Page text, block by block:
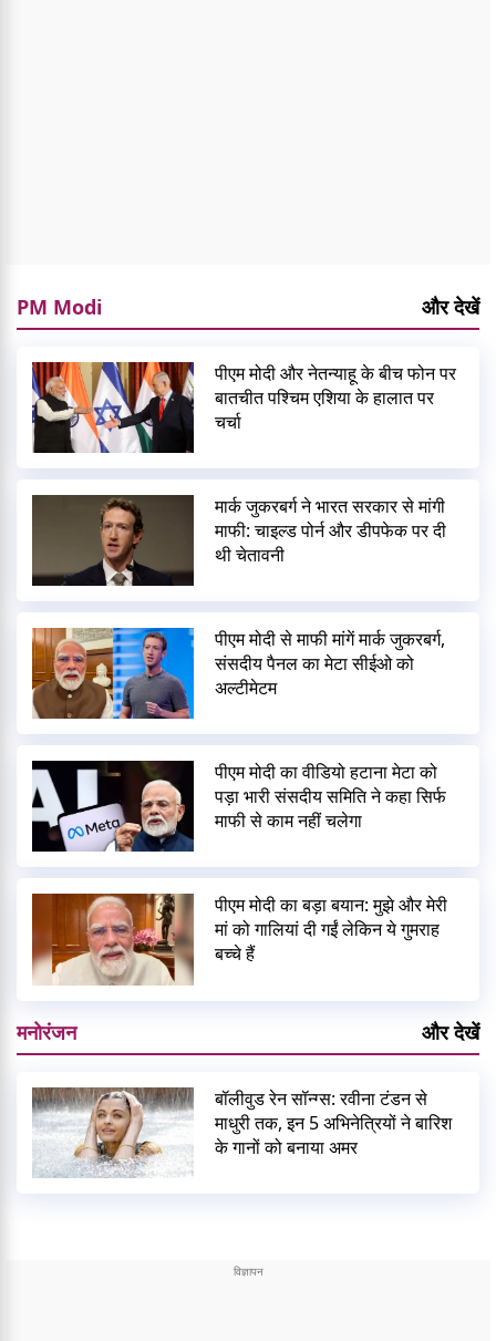
PM Modi और देखें
पीएम मोदी और नेतन्याहू के बीच फोन पर
बातचीत पश्चिम एशिया के हालात पर
चर्चा
मार्क जुकरबर्ग ने भारत सरकार से मांगी
माफी: चाइल्ड पोर्न और डीपफेक पर दी
थी चेतावनी
पीएम मोदी से माफी मांगें मार्क जुकरबर्ग,
संसदीय पैनल का मेटा सीईओ को
अल्टीमेटम
पीएम मोदी का वीडियो हटाना मेटा को
पड़ा भारी संसदीय समिति ने कहा सिर्फ
माफी से काम नहीं चलेगा
पीएम मोदी का बड़ा बयान: मुझे और मेरी
मां को गालियां दी गईं लेकिन ये गुमराह
बच्चे हैं
मनोरंजन और देखें
बॉलीवुड रेन सॉन्ग्स: रवीना टंडन से
माधुरी तक, इन 5 अभिनेत्रियों ने बारिश
के गानों को बनाया अमर